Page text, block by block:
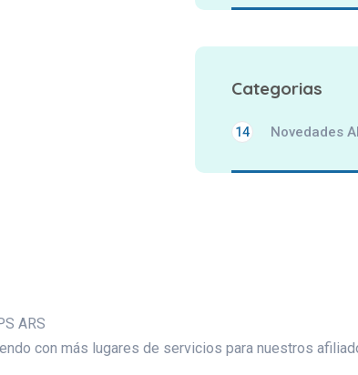
Categorias
Novedades
14
con más lugares de servicios para nuestros